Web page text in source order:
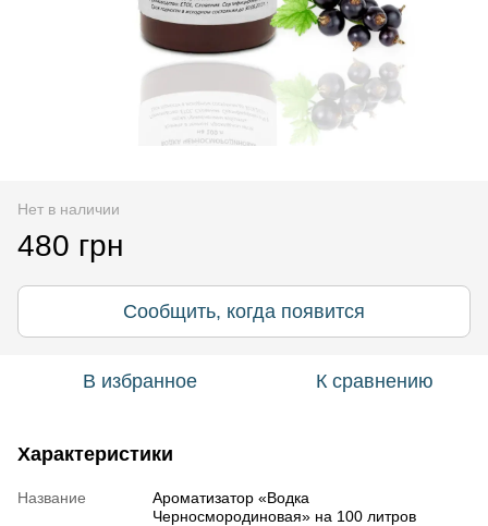
Нет в наличии
480 грн
Сообщить, когда появится
В избранное К сравнению
Характеристики
Название
Ароматизатор «Водка
Черносмородиновая» на 100 литров